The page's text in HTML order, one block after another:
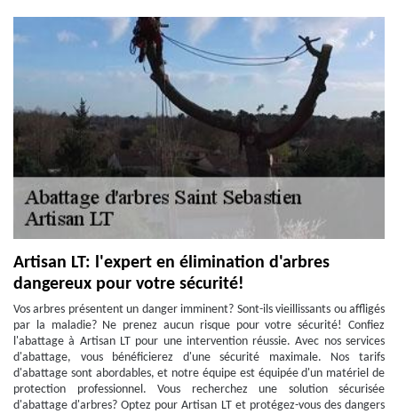
Artisan LT: l'expert en élimination d'arbres
dangereux pour votre sécurité!
Vos arbres présentent un danger imminent? Sont-ils vieillissants ou affligés
par la maladie? Ne prenez aucun risque pour votre sécurité! Confiez
l'abattage à Artisan LT pour une intervention réussie. Avec nos services
d'abattage, vous bénéficierez d'une sécurité maximale. Nos tarifs
d'abattage sont abordables, et notre équipe est équipée d'un matériel de
protection professionnel. Vous recherchez une solution sécurisée
d'abattage d'arbres? Optez pour Artisan LT et protégez-vous des dangers